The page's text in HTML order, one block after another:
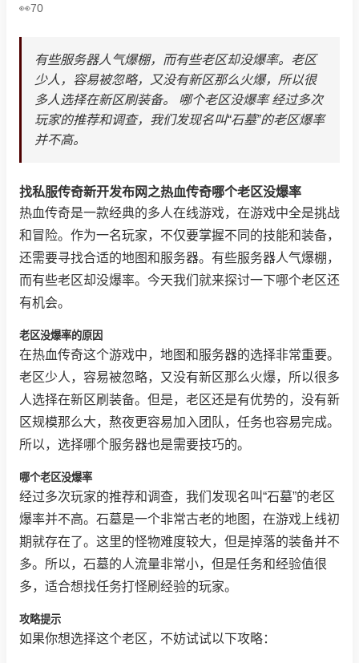
70
有些服务器人气爆棚，而有些老区却没爆率。老区
少人，容易被忽略，又没有新区那么火爆，所以很
多人选择在新区刷装备。 哪个老区没爆率 经过多次
玩家的推荐和调查，我们发现名叫“石墓”的老区爆率
并不高。
找私服传奇新开发布网之热血传奇哪个老区没爆率
热血传奇是一款经典的多人在线游戏，在游戏中全是挑战
和冒险。作为一名玩家，不仅要掌握不同的技能和装备，
还需要寻找合适的地图和服务器。有些服务器人气爆棚，
而有些老区却没爆率。今天我们就来探讨一下哪个老区还
有机会。
老区没爆率的原因
在热血传奇这个游戏中，地图和服务器的选择非常重要。
老区少人，容易被忽略，又没有新区那么火爆，所以很多
人选择在新区刷装备。但是，老区还是有优势的，没有新
区规模那么大，熬夜更容易加入团队，任务也容易完成。
所以，选择哪个服务器也是需要技巧的。
哪个老区没爆率
经过多次玩家的推荐和调查，我们发现名叫“石墓”的老区
爆率并不高。石墓是一个非常古老的地图，在游戏上线初
期就存在了。这里的怪物难度较大，但是掉落的装备并不
多。所以，石墓的人流量非常小，但是任务和经验值很
多，适合想找任务打怪刷经验的玩家。
攻略提示
如果你想选择这个老区，不妨试试以下攻略：